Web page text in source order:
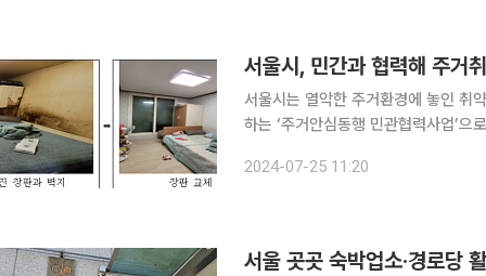
서울시, 민간과 협력해 주거
서울시는 열악한 주거환경에 놓인 취
하는 ‘주거안심동행 민관협력사업’
장마 기간에 접어들기 전까지 주거환
2024-07-25 11:20
서울 곳곳 숙박업소·경로당